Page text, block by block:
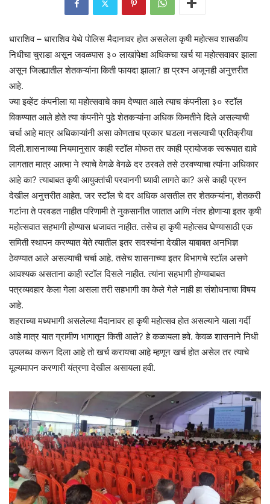
धाराशिव – धाराशिव येथे पोलिस मैदानावर होत असलेला कृषी महोत्सव शासकीय
निधीचा चुराडा असून जवळपास ३० लाखांपेक्षा अधिकचा खर्च या महोत्सवावर झाला
असून जिल्ह्यातील शेतकऱ्यांना किती फायदा झाला? हा प्रश्न अजूनही अनुत्तरीत
आहे.
ज्या इव्हेंट कंपनीला या महोत्सवाचे काम देण्यात आले त्याच कंपनीला ३० स्टॉल
विकण्यात आले होते त्या कंपनीने पुढे शेतकऱ्यांना अधिक किमतीने दिले असल्याची
चर्चा आहे मात्र अधिकाऱ्यांनी असा कोणताच प्रकार घडला नसल्याची प्रतिक्रीया
दिली.शासनाच्या नियमानुसार काही स्टॉल मोफत तर काही प्रायोजक स्वरूपात द्यावे
लागतात मात्र आत्मा ने त्याचे वेगळे वेगळे दर ठरवले तसे ठरवण्याचा त्यांना अधिकार
आहे का? त्याबाबत कृषी आयुक्तांची परवानगी घ्यावी लागते का? असे काही प्रश्न
देखील अनुत्तरीत आहेत. जर स्टॉल चे दर अधिक असतील तर शेतकऱ्यांना, शेतकरी
गटांना ते परवडत नाहीत परिणामी ते नुकसानीत जातात आणि नंतर होणाऱ्या इतर कृषी
महोत्सवात सहभागी होण्यास धजावत नाहीत. तसेच हा कृषी महोत्सव घेण्यासाठी एक
समिती स्थापन करण्यात येते त्यातील इतर सदस्यांना देखील याबाबत अनभिज्ञ
ठेवण्यात आले असल्याची चर्चा आहे. तसेच शासनाच्या इतर विभागचे स्टॉल असणे
आवश्यक असताना काही स्टॉल दिसले नाहीत. त्यांना सहभागी होण्याबाबत
पत्रव्यवहार केला गेला असला तरी सहभागी का केले गेले नाही हा संशोधनाचा विषय
आहे.
शहराच्या मध्यभागी असलेल्या मैदानावर हा कृषी महोत्सव होत असल्याने याला गर्दी
आहे मात्र यात ग्रामीण भागातून किती आले? हे कळायला हवे. केवळ शासनाने निधी
उपलब्ध करून दिला आहे तो खर्च करायचा आहे म्हणून खर्च होत असेल तर त्याचे
मूल्यमापन करणारी यंत्रणा देखील असायला हवी.